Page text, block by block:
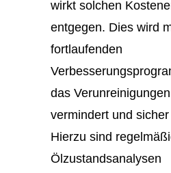
wirkt solchen
entgegen. Dies wird
fortlaufenden
das
vermindert und
Hierzu sind
Ölzustandsanalysen